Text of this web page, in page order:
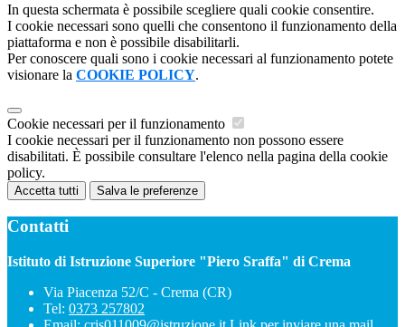
In questa schermata è possibile scegliere quali cookie consentire.
I cookie necessari sono quelli che consentono il funzionamento della
piattaforma e non è possibile disabilitarli.
Per conoscere quali sono i cookie necessari al funzionamento potete
visionare la COOKIE POLICY.
Cookie necessari per il funzionamento
I cookie necessari per il funzionamento non possono essere
disabilitati. È possibile consultare l'elenco nella pagina della cookie
policy.
Accetta tutti Salva le preferenze
Contatti
Istituto di Istruzione Superiore "Piero Sraffa" di Crema
Via Piacenza 52/C - Crema (CR)
Tel: 0373 257802